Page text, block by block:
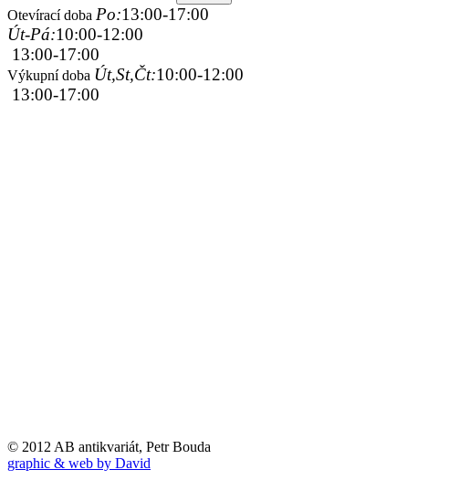
Otevírací doba Po:13:00-17:00
Út-Pá:10:00-12:00
13:00-17:00
Výkupní doba Út,St,Čt:10:00-12:00
13:00-17:00
© 2012 AB antikvariát, Petr Bouda
graphic & web by David